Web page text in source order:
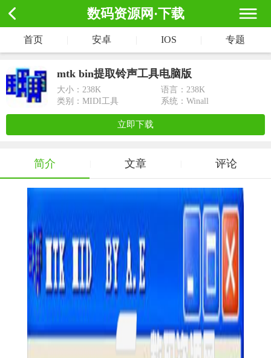
数码资源网·下载
首页 安卓 IOS 专题
mtk bin提取铃声工具电脑版
大小： 238K
语言：238K
类别：MIDI工具
系统：Winall
立即下载
简介 文章 评论